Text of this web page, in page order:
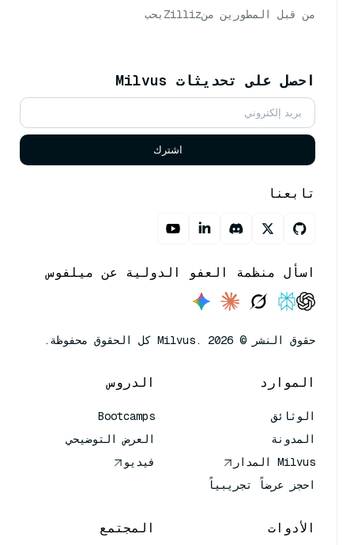
من قبل المطورين منZilliz بحب
احصل على تحديثات Milvus
اشترك
تابعنا
اسأل منظمة العفو الدولية عن ميلفوس
حقوق النشر © Milvus. 2026 كل الحقوق محفوظة.
الموارد
الوثائق
المدونة
Milvus المدار
احجز عرضاً تجريبياً
الدروس
Bootcamps
العرض التوضيحي
فيديو
الأدوات المجتمع